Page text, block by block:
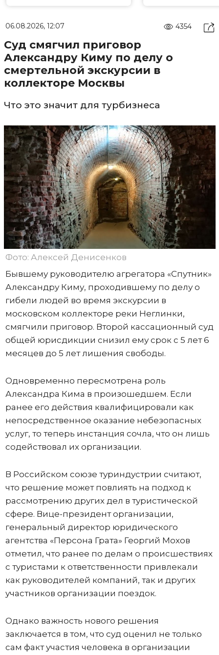
06.08.2026, 12:07 4354
Суд смягчил приговор
Александру Киму по делу о
смертельной экскурсии в
коллекторе Москвы
Что это значит для турбизнеса
Фото: Алексей Денисенков
Бывшему руководителю агрегатора «Спутник»
Александру Киму, проходившему по делу о
гибели людей во время экскурсии в
московском коллекторе реки Неглинки,
смягчили приговор. Второй кассационный суд
общей юрисдикции снизил ему срок с 5 лет 6
месяцев до 5 лет лишения свободы.
Одновременно пересмотрена роль
Александра Кима в произошедшем. Если
ранее его действия квалифицировали как
непосредственное оказание небезопасных
услуг, то теперь инстанция сочла, что он лишь
содействовал их организации.
В Российском союзе туриндустрии считают,
что решение может повлиять на подход к
рассмотрению других дел в туристической
сфере. Вице-президент организации,
генеральный директор юридического
агентства «Персона Грата» Георгий Мохов
отметил, что ранее по делам о происшествиях
с туристами к ответственности привлекали
как руководителей компаний, так и других
участников организации поездок.
Однако важность нового решения
заключается в том, что суд оценил не только
сам факт участия человека в организации